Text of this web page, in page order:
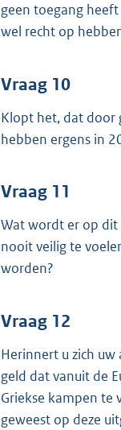
geen toegang
wel recht op
Vraag 10
Klopt het, dat door
hebben ergens in
Vraag 11
Wat wordt er op dit
nooit veilig te
worden?
Vraag 12
Herinnert u zich
geld dat vanuit de
Griekse kampen te
geweest op deze